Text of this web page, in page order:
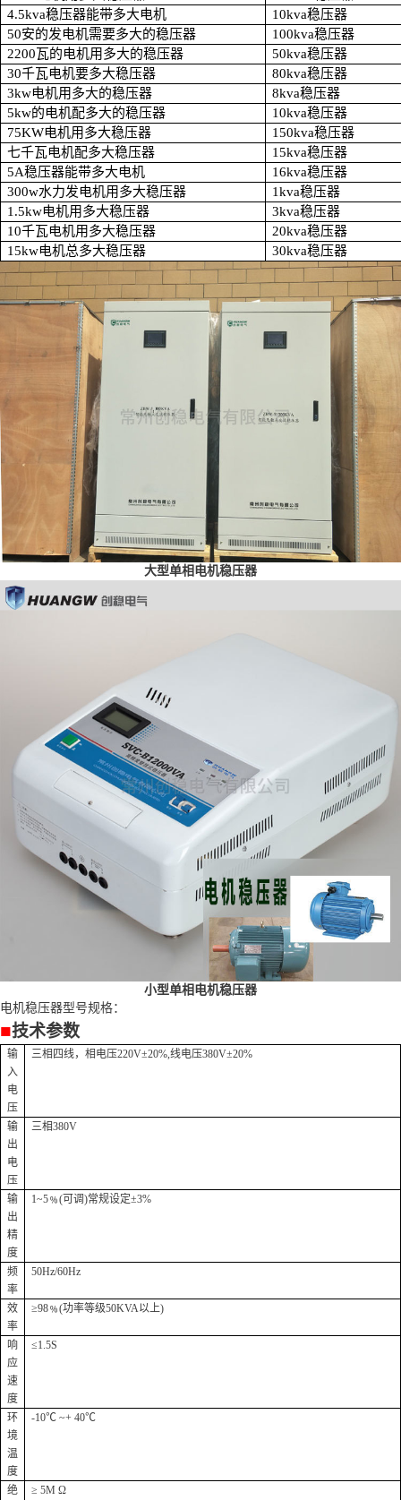
4.5kva稳压器能带多大电机 10kva稳压器
50安的发电机需要多大的稳压器 100kva稳压器
2200瓦的电机用多大的稳压器 50kva稳压器
30千瓦电机要多大稳压器 80kva稳压器
3kw电机用多大的稳压器 8kva稳压器
5kw的电机配多大的稳压器 10kva稳压器
75KW电机用多大稳压器 150kva稳压器
七千瓦电机配多大稳压器
15kva稳压器
5A稳压器能带多大电机 16kva稳压器
300w水力发电机用多大稳压器 1kva稳压器
1.5kw电机用多大稳压器 3kva稳压器
10千瓦电机用多大稳压器 20kva稳压器
15kw电机总多大稳压器 30kva稳压器
大型单相电机稳压器
小型单相电机稳压器
电机稳压器型号规格：
■技术参数
输
入
电
压
三相四线，相电压220V±20%,线电压380V±20%
输
出
电
压
三相380V
输
出
精
度
1~5﹪(可调)常规设定±3%
频
率
50Hz/60Hz
效
率
≥98﹪(功率等级50KVA以上)
响
应
速
度
≤1.5S
环
境
温
度
-10℃ ~+ 40℃
绝
≥ 5M Ω